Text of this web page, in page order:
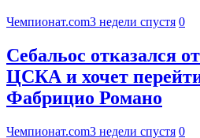
Чемпионат.com3 недели спустя 0
Себальос отказался
ЦСКА и хочет
Фабрицио Романо
Чемпионат.com3 недели спустя 0